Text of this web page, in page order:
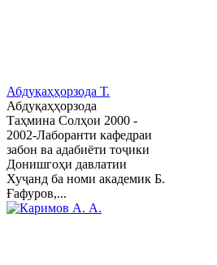
Абдуқаҳҳорзода Т.
Абдуқаҳҳорзода
Таҳмина Солҳои 2000 -
2002-Лаборанти кафедраи
забон ва адабиёти тоҷики
Донишгоҳи давлатии
Хуҷанд ба номи академик Б.
Ғафуров,...